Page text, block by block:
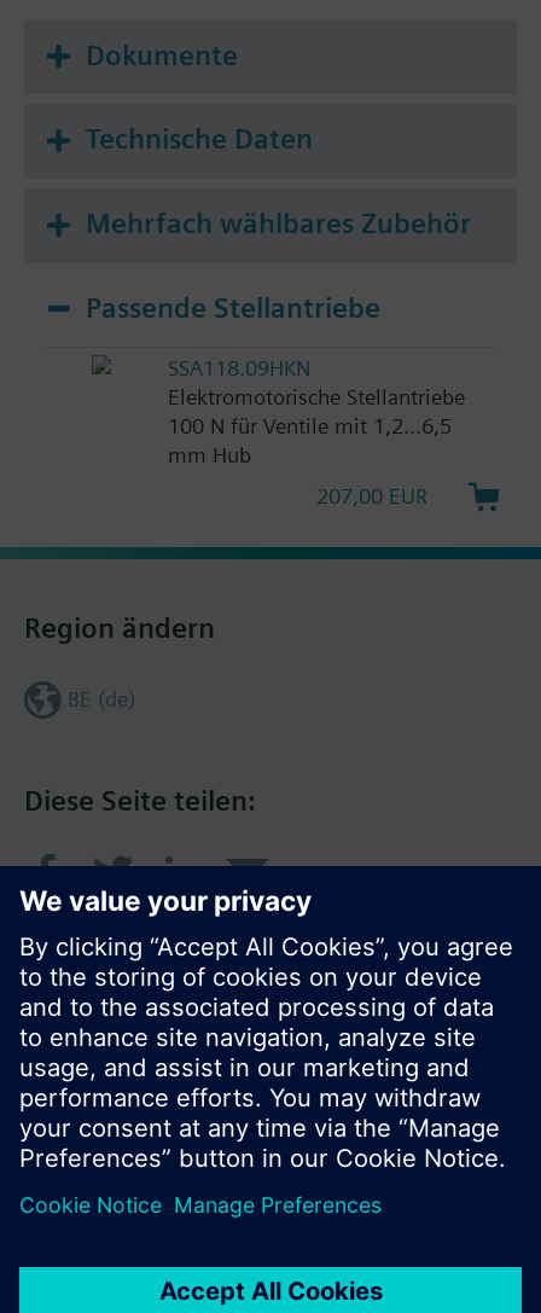
Dokumente
Technische Daten
Mehrfach wählbares Zubehör
Passende Stellantriebe
SSA118.09HKN
Elektromotorische Stellantriebe
100 N für Ventile mit 1,2...6,5
mm Hub
207,00 EUR
Diese Seite teilen:
Region ändern
BE (de)
© Siemens Schweiz AG 2017
Produktangebot und Preise können pro Land